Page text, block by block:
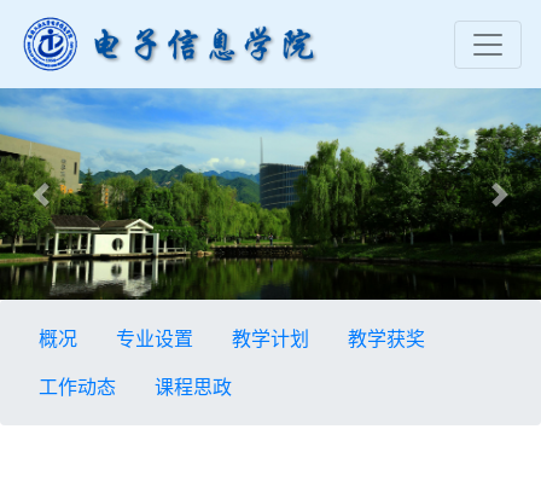
Previous Next
概况 专业设置 教学计划
教学获奖
工作动态
课程思政